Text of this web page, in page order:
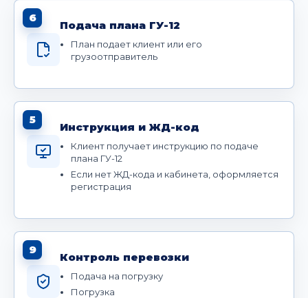
6
Подача плана ГУ-12
План подает клиент или его
грузоотправитель
5
Инструкция и ЖД-код
Клиент получает инструкцию по подаче
плана ГУ-12
Если нет ЖД-кода и кабинета, оформляется
регистрация
9
Контроль перевозки
Подача на погрузку
Погрузка